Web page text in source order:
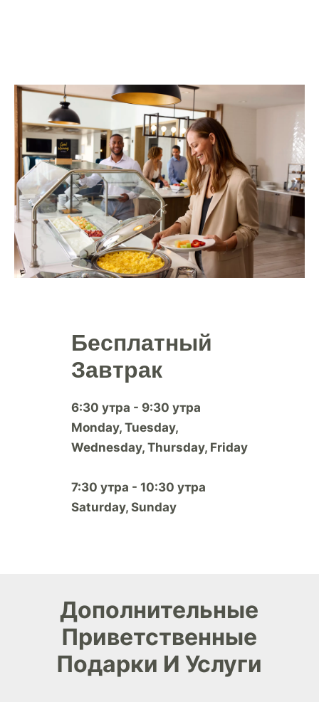
Бесплатный
Завтрак
6:30 утра - 9:30 утра
Monday, Tuesday,
Wednesday, Thursday, Friday
7:30 утра - 10:30 утра
Saturday, Sunday
Дополнительные
Приветственные
Подарки И Услуги